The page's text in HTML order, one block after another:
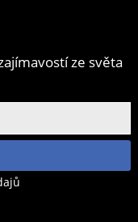
ze světa